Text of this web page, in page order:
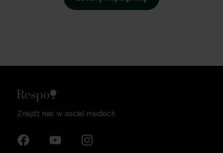
Znajdź nas w social mediach